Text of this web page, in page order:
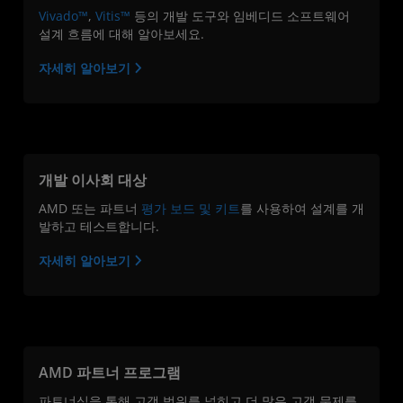
Vivado™, Vitis™ 등의 개발 도구와 임베디드 소프트웨어
설계 흐름에 대해 알아보세요.
자세히 알아보기
개발 이사회 대상
AMD 또는 파트너 평가 보드 및 키트를 사용하여 설계를 개
발하고 테스트합니다.
자세히 알아보기
AMD 파트너 프로그램